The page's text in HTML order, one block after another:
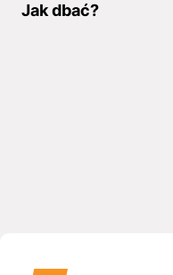
Jak dbać?